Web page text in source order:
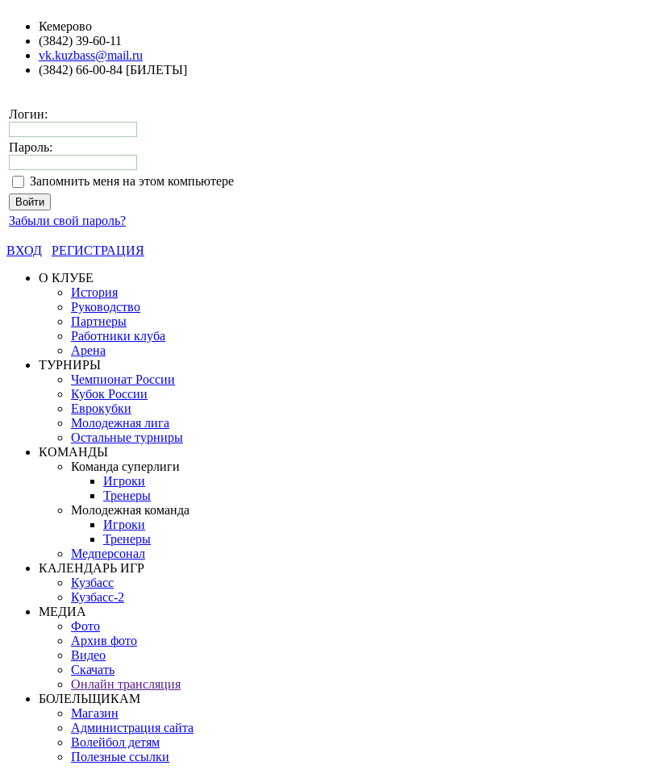
Кемерово
(3842) 39-60-11
vk.kuzbass@mail.ru
(3842) 66-00-84 [БИЛЕТЫ]
Логин:
Пароль:
Запомнить меня на этом компьютере
Забыли свой пароль?
ВХОД
РЕГИСТРАЦИЯ
О КЛУБЕ
История
Руководство
Партнеры
Работники клуба
Арена
ТУРНИРЫ
Чемпионат России
Кубок России
Еврокубки
Молодежная лига
Остальные турниры
КОМАНДЫ
Команда суперлиги
Игроки
Тренеры
Молодежная команда
Игроки
Тренеры
Медперсонал
КАЛЕНДАРЬ ИГР
Кузбасс
Кузбасс-2
МЕДИА
Фото
Архив фото
Видео
Скачать
Онлайн трансляция
БОЛЕЛЬЩИКАМ
Магазин
Администрация сайта
Волейбол детям
Полезные ссылки